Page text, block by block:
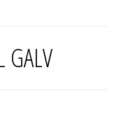
GALV